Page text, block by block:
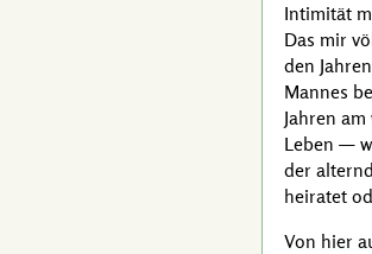
Intimität
Das mir
den
Mannes
Jahren
Leben —
der
heiratet
Von hier